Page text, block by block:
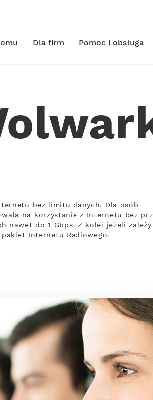
Dla firm Pomoc i obsługa
bez limitu danych. Dla osób
na korzystanie z Internetu bez
nawet do 1 Gbps. Z kolei jeżeli
Internetu Radiowego.